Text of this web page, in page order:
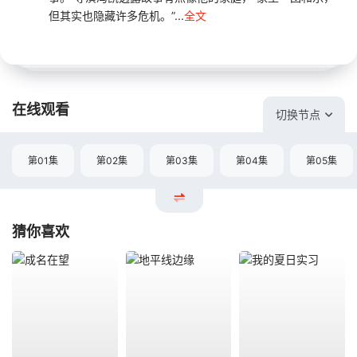
但其实也隐藏许多危机。”...全文
在线观看 切换节点
第01集 第02集 第03集 第04集 第05集
猜你喜欢